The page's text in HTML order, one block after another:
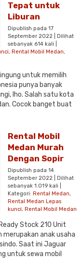
Tepat untuk
Liburan
Dipublish pada 17
September 2022 | Dilihat
sebanyak 614 kali |
, Rental Mobil Medan,
untuk memilih
punya banyak
lho. Salah satu kota
Cocok banget buat
Rental Mobil
Medan Murah
Dengan Sopir
Dipublish pada 14
September 2022 | Dilihat
sebanyak 1.019 kali |
Kategori: Rental Medan,
Rental Medan Lepas
kunci, Rental Mobil Medan
Stock 210 Unit
anak usaha
Saat ini Jaguar
untuk sewa mobil